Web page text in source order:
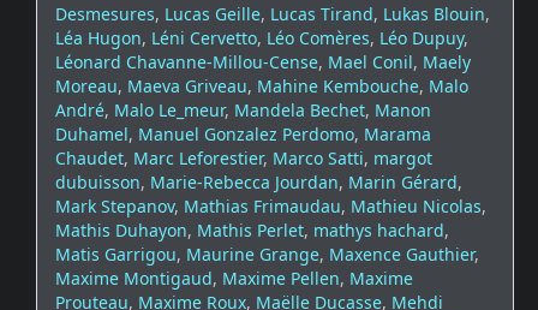
Desmesures, Lucas Geille, Lucas Tirand, Lukas Blouin,
Léa Hugon, Léni Cervetto, Léo Comères, Léo Dupuy,
Léonard Chavanne-Millou-Cense, Mael Conil, Maely
Moreau, Maeva Griveau, Mahine Kembouche, Malo
André, Malo Le_meur, Mandela Bechet, Manon
Duhamel, Manuel Gonzalez Perdomo, Marama
Chaudet, Marc Leforestier, Marco Satti, margot
dubuisson, Marie-Rebecca Jourdan, Marin Gérard,
Mark Stepanov, Mathias Frimaudau, Mathieu Nicolas,
Mathis Duhayon, Mathis Perlet, mathys hachard,
Matis Garrigou, Maurine Grange, Maxence Gauthier,
Maxime Montigaud, Maxime Pellen, Maxime
Prouteau, Maxime Roux, Maëlle Ducasse, Mehdi